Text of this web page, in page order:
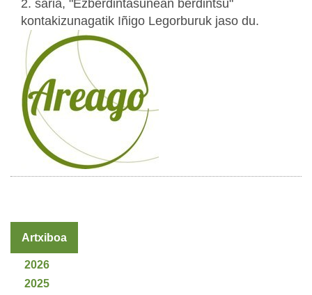
2. saria, "Ezberdintasunean berdintsu"
kontakizunagatik Iñigo Legorburuk jaso du.
Artxiboa
2026
2025